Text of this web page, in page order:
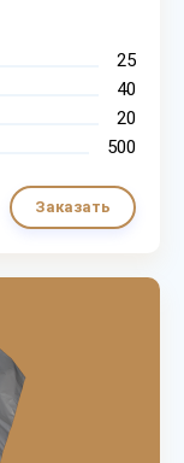
25
40
20
500
Заказать